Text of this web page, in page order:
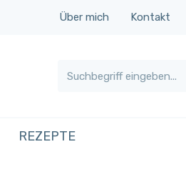
Über mich Kontakt
REZEPTE